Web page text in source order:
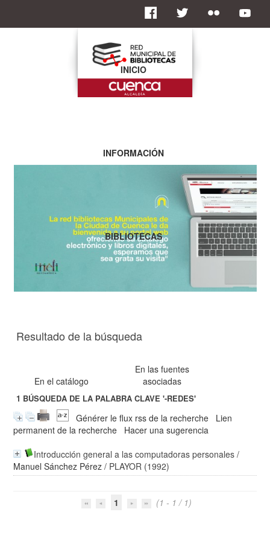
Resultado de la búsqueda
En el catálogo
En las fuentes
asociadas
1 BÚSQUEDA DE LA PALABRA CLAVE'-REDES'
Générer le flux rss de la recherche
Lien
permanent de la recherche
Hacer una sugerencia
Introducción general a las computadoras personales /
Manuel Sánchez Pérez / PLAYOR (1992)
1 (1 - 1 / 1)
INICIO
INFORMACIÓN
BIBLIOTECAS